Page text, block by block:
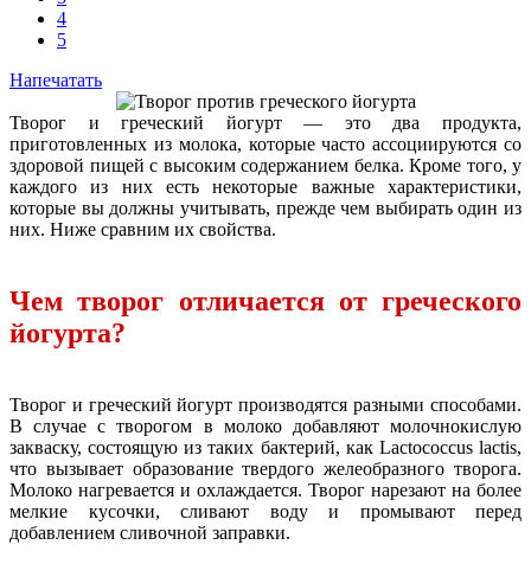
4
5
Напечатать
Творог и греческий йогурт — это два продукта,
приготовленных из молока, которые часто ассоциируются со
здоровой пищей с высоким содержанием белка. Кроме того, у
каждого из них есть некоторые важные характеристики,
которые вы должны учитывать, прежде чем выбирать один из
них. Ниже сравним их свойства.
Чем творог отличается от греческого
йогурта?
Творог и греческий йогурт производятся разными способами.
В случае с творогом в молоко добавляют молочнокислую
закваску, состоящую из таких бактерий, как Lactococcus lactis,
что вызывает образование твердого желеобразного творога.
Молоко нагревается и охлаждается. Творог нарезают на более
мелкие кусочки, сливают воду и промывают перед
добавлением сливочной заправки.